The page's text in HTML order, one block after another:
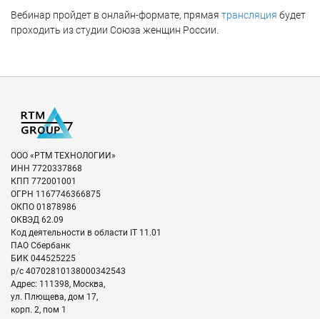
Вебинар пройдет в онлайн-формате, прямая трансляция будет
проходить из студии Союза женщин России.
ООО «РТМ ТЕХНОЛОГИИ»
ИНН 7720337868
КПП 772001001
ОГРН 1167746366875
ОКПО 01878986
ОКВЭД 62.09
Код деятельности в области IT 11.01
ПАО Сбербанк
БИК 044525225
р/с 40702810138000342543
Адрес: 111398, Москва,
ул. Плющева, дом 17,
корп. 2, пом 1